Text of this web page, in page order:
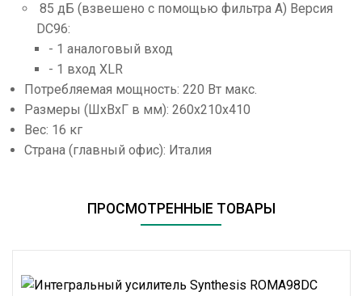
85 дБ (взвешено с помощью фильтра A) Версия
DC96:
- 1 аналоговый вход
- 1 вход XLR
Потребляемая мощность: 220 Вт макс.
Размеры (ШxВхГ в мм): 260x210x410
Вес: 16 кг
Страна (главный офис): Италия
ПРОСМОТРЕННЫЕ ТОВАРЫ